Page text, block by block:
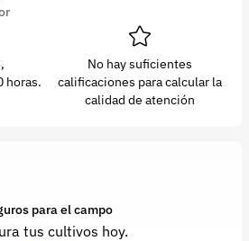
horas.
No hay suficientes
calificaciones para calcular la
calidad de atención
para el campo
tus cultivos hoy.